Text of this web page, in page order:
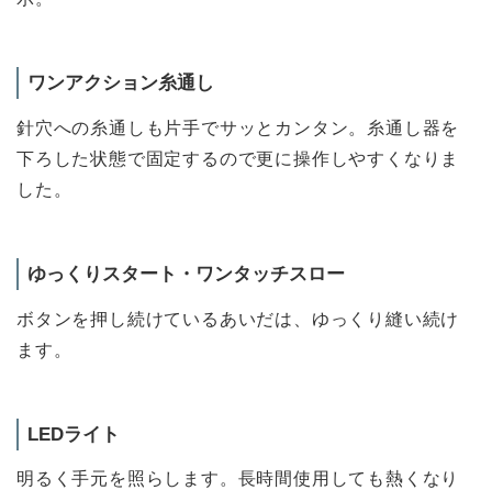
ワンアクション糸通し
針穴への糸通しも片手でサッとカンタン。糸通し器を
下ろした状態で固定するので更に操作しやすくなりま
した。
ゆっくりスタート・ワンタッチスロー
ボタンを押し続けているあいだは、ゆっくり縫い続け
ます。
LEDライト
明るく手元を照らします。長時間使用しても熱くなり